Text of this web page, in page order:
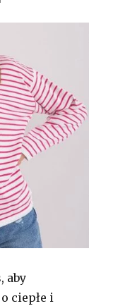
aby
ciepłe i